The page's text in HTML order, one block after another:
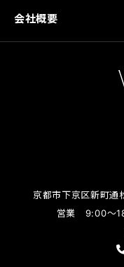
会社概要
京都市下京区新町通
営業 9:00～